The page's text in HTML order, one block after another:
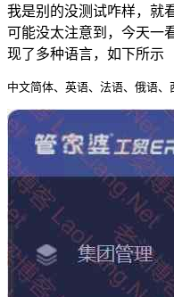
我是别的没测试咋样，就
可能没太注意到，今天一
现了多种语言，如下所示
中文简体、英语、法语、俄语